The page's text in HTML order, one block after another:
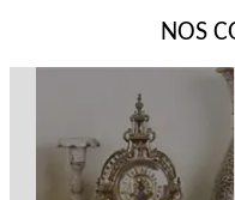
NOS